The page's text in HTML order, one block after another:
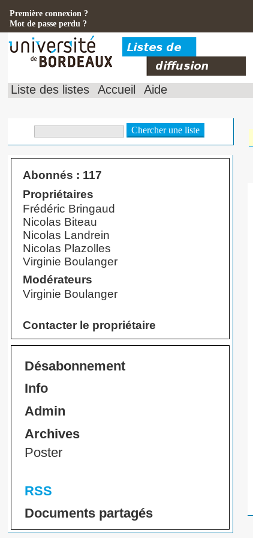
Première connexion ?
Mot de passe perdu ?
Liste des listes Accueil Aide
Abonnés : 117
Propriétaires
Frédéric Bringaud
Nicolas Biteau
Nicolas Landrein
Nicolas Plazolles
Virginie Boulanger
Modérateurs
Virginie Boulanger
Contacter le propriétaire
Désabonnement
Info
Admin
Archives
Poster
RSS
Documents partagés